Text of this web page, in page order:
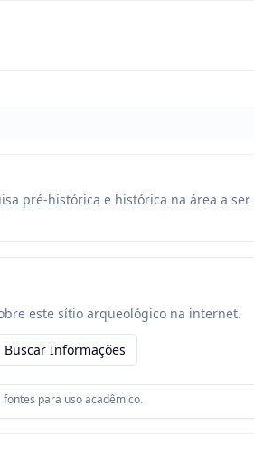
pré-histórica e histórica na área a
este sítio arqueológico na internet.
Buscar Informações
para uso acadêmico.